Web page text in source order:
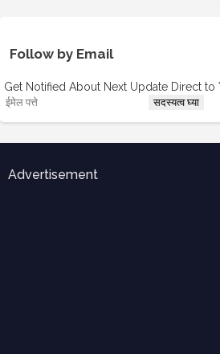
Follow by Email
Get Notified About Next Update Direct to
Advertisement